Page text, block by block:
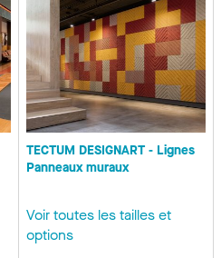
TECTUM DESIGNART - Lignes
Panneaux muraux
Voir toutes les tailles et
options